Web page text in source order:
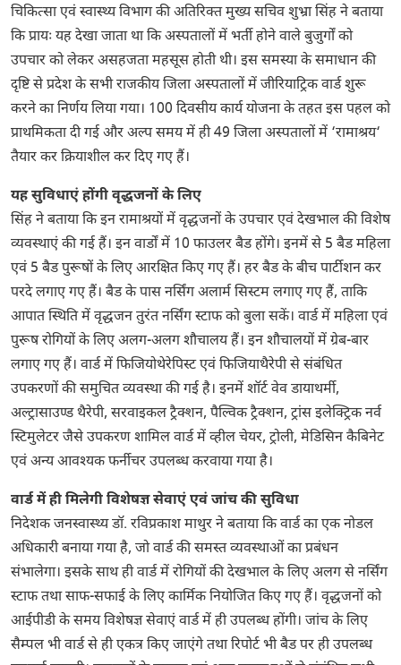
चिकित्सा एवं स्वास्थ्य विभाग की अतिरिक्त मुख्य सचिव शुभ्रा सिंह ने बताया
कि प्रायः यह देखा जाता था कि अस्पतालों में भर्ती होने वाले बुजुर्गों को
उपचार को लेकर असहजता महसूस होती थी। इस समस्या के समाधान की
दृष्टि से प्रदेश के सभी राजकीय जिला अस्पतालों में जीरियाट्रिक वार्ड शुरू
करने का निर्णय लिया गया। 100 दिवसीय कार्य योजना के तहत इस पहल को
प्राथमिकता दी गई और अल्प समय में ही 49 जिला अस्पतालों में ‘रामाश्रय‘
तैयार कर क्रियाशील कर दिए गए हैं।
यह सुविधाएं होंगी वृद्धजनों के लिए
सिंह ने बताया कि इन रामाश्रयों में वृद्धजनों के उपचार एवं देखभाल की विशेष
व्यवस्थाएं की गई हैं। इन वार्डों में 10 फाउलर बैड होंगे। इनमें से 5 बैड महिला
एवं 5 बैड पुरूषों के लिए आरक्षित किए गए हैं। हर बैड के बीच पार्टीशन कर
परदे लगाए गए हैं। बैड के पास नर्सिंग अलार्म सिस्टम लगाए गए हैं, ताकि
आपात स्थिति में वृद्धजन तुरंत नर्सिंग स्टाफ को बुला सकें। वार्ड में महिला एवं
पुरूष रोगियों के लिए अलग-अलग शौचालय हैं। इन शौचालयों में ग्रेब-बार
लगाए गए हैं। वार्ड में फिजियोथेरेपिस्ट एवं फिजियाथैरेपी से संबंधित
उपकरणों की समुचित व्यवस्था की गई है। इनमें शॉर्ट वेव डायाथर्मी,
अल्ट्रासाउण्ड थैरेपी, सरवाइकल ट्रैक्शन, पैल्विक ट्रैक्शन, ट्रांस इलेक्ट्रिक नर्व
स्टिमुलेटर जैसे उपकरण शामिल वार्ड में व्हील चेयर, ट्रोली, मेडिसिन कैबिनेट
एवं अन्य आवश्यक फर्नीचर उपलब्ध करवाया गया है।
वार्ड में ही मिलेगी विशेषज्ञ सेवाएं एवं जांच की सुविधा
निदेशक जनस्वास्थ्य डॉ. रविप्रकाश माथुर ने बताया कि वार्ड का एक नोडल
अधिकारी बनाया गया है, जो वार्ड की समस्त व्यवस्थाओं का प्रबंधन
संभालेगा। इसके साथ ही वार्ड में रोगियों की देखभाल के लिए अलग से नर्सिंग
स्टाफ तथा साफ-सफाई के लिए कार्मिक नियोजित किए गए हैं। वृद्धजनों को
आईपीडी के समय विशेषज्ञ सेवाएं वार्ड में ही उपलब्ध होंगी। जांच के लिए
सैम्पल भी वार्ड से ही एकत्र किए जाएंगे तथा रिपोर्ट भी बैड पर ही उपलब्ध